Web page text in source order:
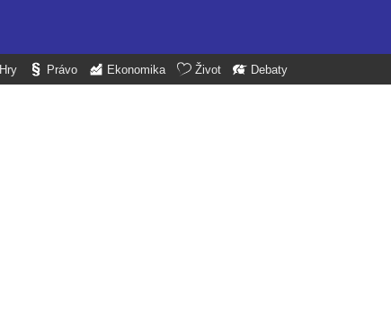
Hry Právo Ekonomika Život Debaty